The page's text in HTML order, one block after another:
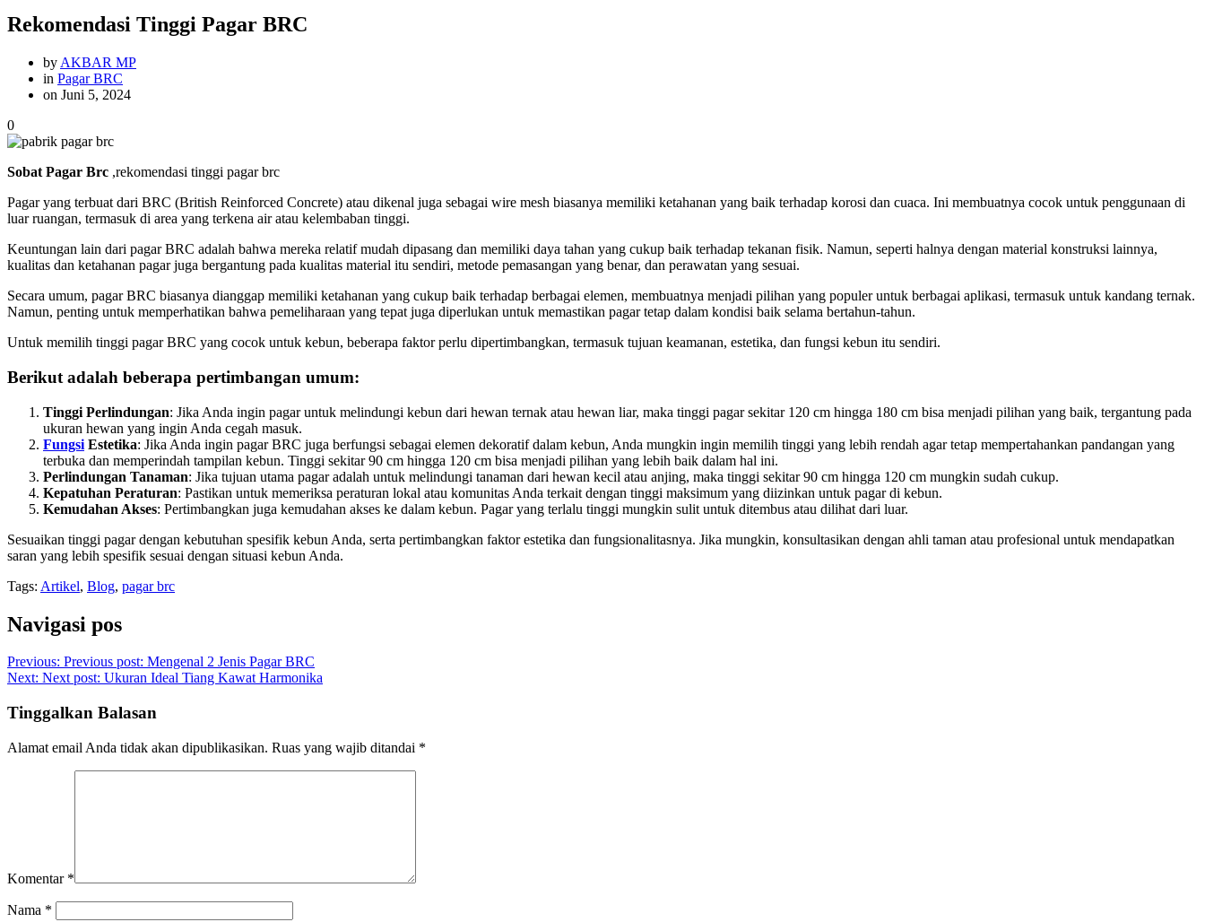
Rekomendasi Tinggi Pagar BRC
by AKBAR MP
in Pagar BRC
on Juni 5, 2024
0
Sobat Pagar Brc ,rekomendasi tinggi pagar brc
Pagar yang terbuat dari BRC (British Reinforced Concrete) atau dikenal juga sebagai wire mesh biasanya memiliki ketahanan yang baik terhadap korosi dan cuaca. Ini membuatnya cocok untuk penggunaan di
luar ruangan, termasuk di area yang terkena air atau kelembaban tinggi.
Keuntungan lain dari pagar BRC adalah bahwa mereka relatif mudah dipasang dan memiliki daya tahan yang cukup baik terhadap tekanan fisik. Namun, seperti halnya dengan material konstruksi lainnya,
kualitas dan ketahanan pagar juga bergantung pada kualitas material itu sendiri, metode pemasangan yang benar, dan perawatan yang sesuai.
Secara umum, pagar BRC biasanya dianggap memiliki ketahanan yang cukup baik terhadap berbagai elemen, membuatnya menjadi pilihan yang populer untuk berbagai aplikasi, termasuk untuk kandang ternak.
Namun, penting untuk memperhatikan bahwa pemeliharaan yang tepat juga diperlukan untuk memastikan pagar tetap dalam kondisi baik selama bertahun-tahun.
Untuk memilih tinggi pagar BRC yang cocok untuk kebun, beberapa faktor perlu dipertimbangkan, termasuk tujuan keamanan, estetika, dan fungsi kebun itu sendiri.
Berikut adalah beberapa pertimbangan umum:
Tinggi Perlindungan: Jika Anda ingin pagar untuk melindungi kebun dari hewan ternak atau hewan liar, maka tinggi pagar sekitar 120 cm hingga 180 cm bisa menjadi pilihan yang baik, tergantung pada
ukuran hewan yang ingin Anda cegah masuk.
Fungsi Estetika: Jika Anda ingin pagar BRC juga berfungsi sebagai elemen dekoratif dalam kebun, Anda mungkin ingin memilih tinggi yang lebih rendah agar tetap mempertahankan pandangan yang
terbuka dan memperindah tampilan kebun. Tinggi sekitar 90 cm hingga 120 cm bisa menjadi pilihan yang lebih baik dalam hal ini.
Perlindungan Tanaman: Jika tujuan utama pagar adalah untuk melindungi tanaman dari hewan kecil atau anjing, maka tinggi sekitar 90 cm hingga 120 cm mungkin sudah cukup.
Kepatuhan Peraturan: Pastikan untuk memeriksa peraturan lokal atau komunitas Anda terkait dengan tinggi maksimum yang diizinkan untuk pagar di kebun.
Kemudahan Akses: Pertimbangkan juga kemudahan akses ke dalam kebun. Pagar yang terlalu tinggi mungkin sulit untuk ditembus atau dilihat dari luar.
Sesuaikan tinggi pagar dengan kebutuhan spesifik kebun Anda, serta pertimbangkan faktor estetika dan fungsionalitasnya. Jika mungkin, konsultasikan dengan ahli taman atau profesional untuk mendapatkan
saran yang lebih spesifik sesuai dengan situasi kebun Anda.
Tags: Artikel, Blog, pagar brc
Navigasi pos
Previous: Previous post: Mengenal 2 Jenis Pagar BRC
Next: Next post: Ukuran Ideal Tiang Kawat Harmonika
Tinggalkan Balasan
Alamat email Anda tidak akan dipublikasikan. Ruas yang wajib ditandai *
Komentar *
Nama *